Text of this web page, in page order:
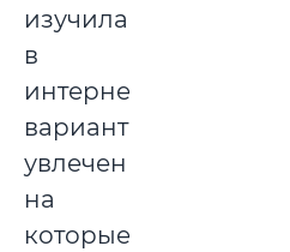
изучила
в
интернете
варианты
увлечений,
на
которые